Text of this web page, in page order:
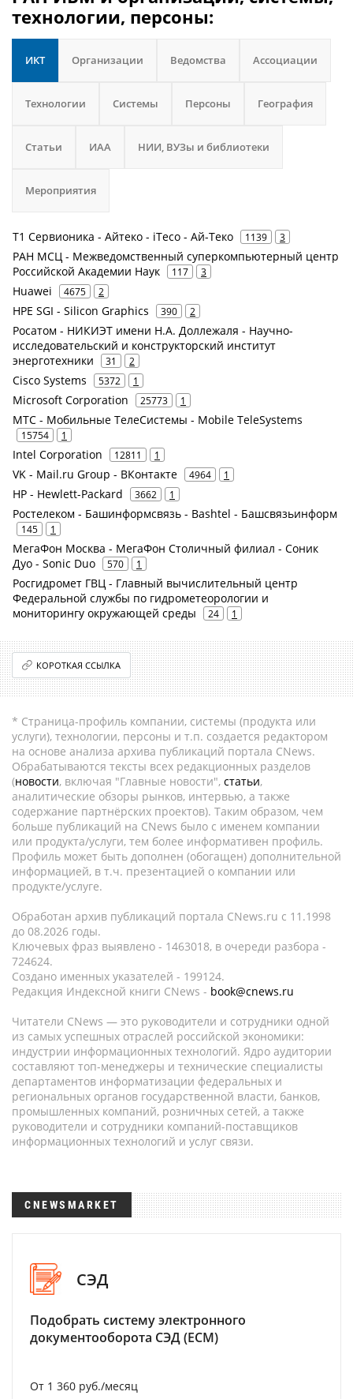
технологии, персоны:
ИКТ Организации Ведомства Ассоциации
Технологии Системы Персоны География
Статьи ИАА НИИ, ВУЗы и библиотеки
Мероприятия
Т1 Сервионика - Айтеко - iTeco - Ай-Теко 1139 3
РАН МСЦ - Межведомственный суперкомпьютерный центр
Российской Академии Наук
117 3
Huawei 4675 2
HPE SGI - Silicon Graphics 390 2
Росатом - НИКИЭТ имени Н.А. Доллежаля - Научно-
исследовательский и конструкторский институт
энерготехники
31 2
Cisco Systems 5372 1
Microsoft Corporation 25773 1
МТС - Мобильные ТелеСистемы - Mobile TeleSystems
15754 1
Intel Corporation 12811 1
VK - Mail.ru Group - ВКонтакте 4964 1
HP - Hewlett-Packard 3662 1
Ростелеком - Башинформсвязь - Bashtel - Башсвязьинформ
145 1
МегаФон Москва - МегаФон Столичный филиал - Соник
Дуо - Sonic Duo
570 1
Росгидромет ГВЦ - Главный вычислительный центр
Федеральной службы по гидрометеорологии и
мониторингу окружающей среды
24 1
КОРОТКАЯ ССЫЛКА
* Страница-профиль компании, системы (продукта или
услуги), технологии, персоны и т.п. создается редактором
на основе анализа архива публикаций портала CNews.
Обрабатываются тексты всех редакционных разделов
(новости, включая "Главные новости", статьи,
аналитические обзоры рынков, интервью, а также
содержание партнёрских проектов). Таким образом, чем
больше публикаций на CNews было с именем компании
или продукта/услуги, тем более информативен профиль.
Профиль может быть дополнен (обогащен) дополнительной
информацией, в т.ч. презентацией о компании или
продукте/услуге.
Обработан архив публикаций портала CNews.ru c 11.1998
до 08.2026 годы.
Ключевых фраз выявлено - 1463018, в очереди разбора -
724624.
Создано именных указателей - 199124.
Редакция Индексной книги CNews - book@cnews.ru
Читатели CNews — это руководители и сотрудники одной
из самых успешных отраслей российской экономики:
индустрии информационных технологий. Ядро аудитории
составляют топ-менеджеры и технические специалисты
департаментов информатизации федеральных и
региональных органов государственной власти, банков,
промышленных компаний, розничных сетей, а также
руководители и сотрудники компаний-поставщиков
информационных технологий и услуг связи.
CNEWSMARKET
СЭД
Подобрать систему электронного
документооборота СЭД (ECM)
От 1 360 руб./месяц